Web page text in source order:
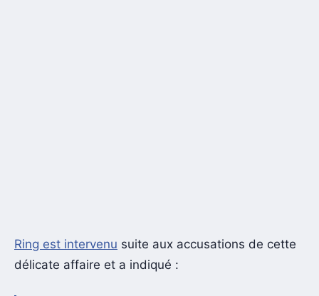
Ring est intervenu suite aux accusations de cette
délicate affaire et a indiqué :